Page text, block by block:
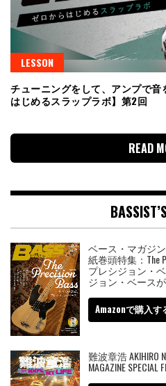
LESSON
チューニングをして、アンプで
はじめるスラップラボ】第2回
READ
ベース・マガジン
紙巻頭特集：The
プレシジョン・
ジョン・ベース
Amazonで購入す
難波章浩 AKIHIRO
MAGAZINE SPECIAL